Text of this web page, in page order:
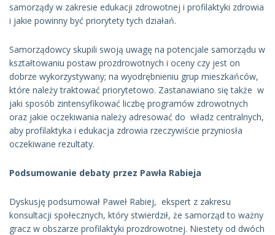
samorządy w zakresie edukacji zdrowotnej i profilaktyki zdrowia
i jakie powinny być priorytety tych działań.
Samorządowcy skupili swoją uwagę na potencjale samorządu w
kształtowaniu postaw prozdrowotnych i oceny czy jest on
dobrze wykorzystywany; na wyodrębnieniu grup mieszkańców,
które należy traktować priorytetowo. Zastanawiano się także w
jaki sposób zintensyfikować liczbę programów zdrowotnych
oraz jakie oczekiwania należy adresować do władz centralnych,
aby profilaktyka i edukacja zdrowia rzeczywiście przyniosła
oczekiwane rezultaty.
Podsumowanie debaty przez Pawła Rabieja
Dyskusję podsumował Paweł Rabiej, ekspert z zakresu
konsultacji społecznych, który stwierdził, że samorząd to ważny
gracz w obszarze profilaktyki prozdrowotnej. Niestety od dwóch